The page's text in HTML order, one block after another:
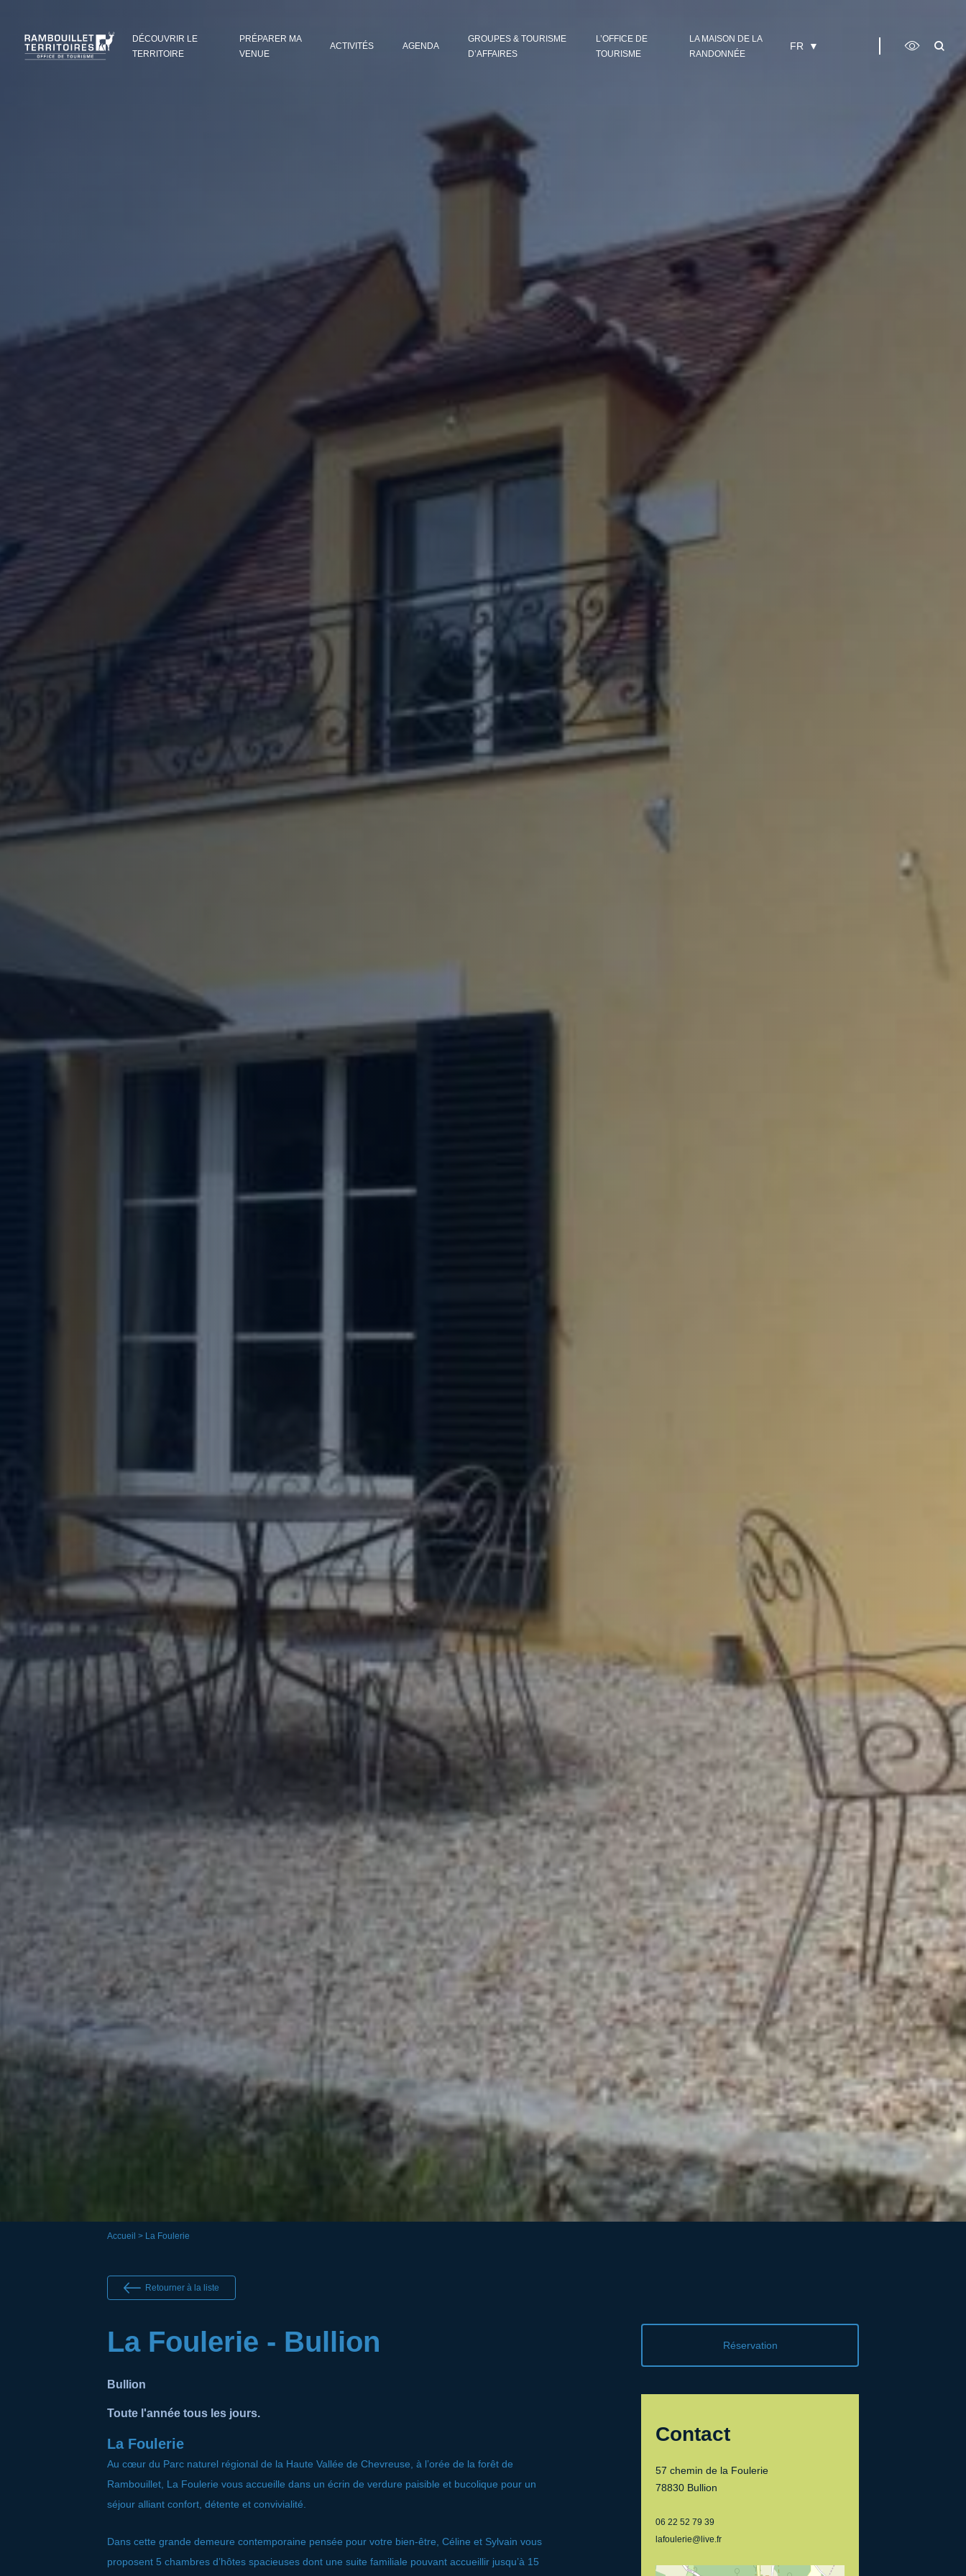
DÉCOUVRIR LE
TERRITOIRE
PRÉPARER MA
VENUE
ACTIVITÉS AGENDA
GROUPES & TOURISME
D’AFFAIRES
L’OFFICE DE
TOURISME
LA MAISON DE LA
RANDONNÉE
FR
Accueil > La Foulerie
Retourner à la liste
La Foulerie - Bullion
Bullion
Toute l'année tous les jours.
La Foulerie
Au cœur du Parc naturel régional de la Haute Vallée de Chevreuse, à l’orée de la forêt de
Rambouillet, La Foulerie vous accueille dans un écrin de verdure paisible et bucolique pour un
séjour alliant confort, détente et convivialité.
Dans cette grande demeure contemporaine pensée pour votre bien-être, Céline et Sylvain vous
proposent 5 chambres d’hôtes spacieuses dont une suite familiale pouvant accueillir jusqu’à 15
Réservation
Contact
57 chemin de la Foulerie
78830 Bullion
06 22 52 79 39
lafoulerie@live.fr